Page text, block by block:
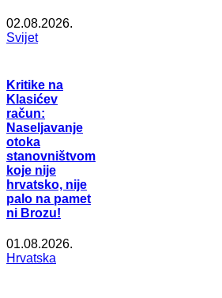
02.08.2026.
Svijet
Kritike na
Klasićev
račun:
Naseljavanje
otoka
stanovništvom
koje nije
hrvatsko, nije
palo na pamet
ni Brozu!
01.08.2026.
Hrvatska